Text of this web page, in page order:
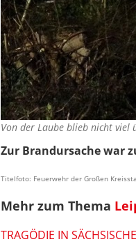
Von der Laube blieb nicht
Zur Brandursache war
Titelfoto: Feuerwehr der Großen
Mehr zum Thema
TRAGÖDIE IN